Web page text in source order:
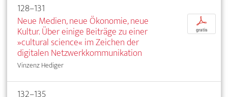
128–131
Neue Medien, neue Ökonomie, neue
Kultur. Über einige Beiträge zu einer
»cultural science« im Zeichen der
digitalen Netzwerkkommunikation
Vinzenz Hediger
p
gratis